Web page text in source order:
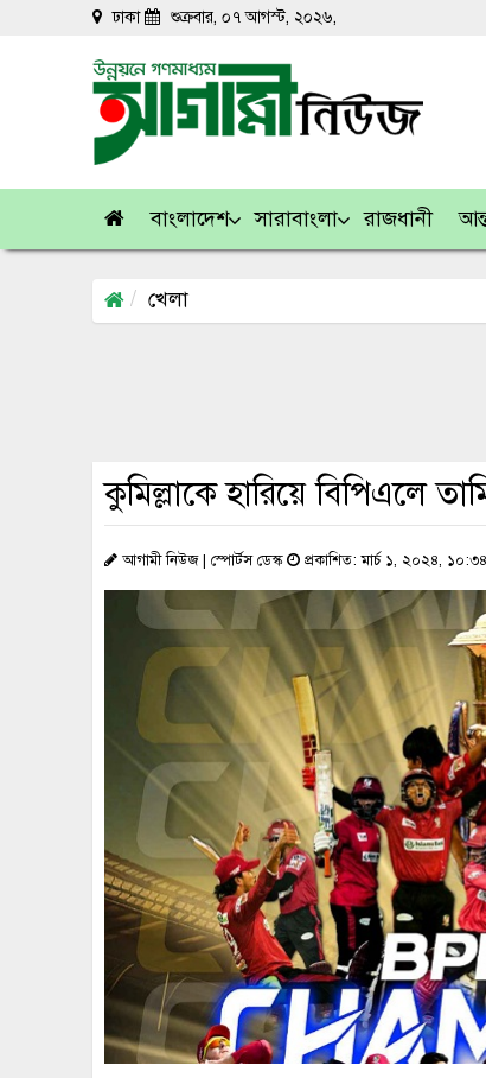
ঢাকা শুক্রবার, ০৭ আগস্ট, ২০২৬,
বাংলাদেশ সারাবাংলা রাজধানী
খেলা
কুমিল্লাকে হারিয়ে বিপিএলে
আগামী নিউজ | স্পোর্টস ডেস্ক প্রকাশিত: মার্চ ১, ২০২৪,